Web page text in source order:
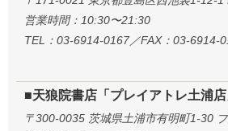
営業時間：10:30〜21:30
TEL：03-6914-0167／FAX：03-6914-
■天狼院書店「プレイアトレ土浦店
〒300-0035 茨城県土浦市有明町1-30